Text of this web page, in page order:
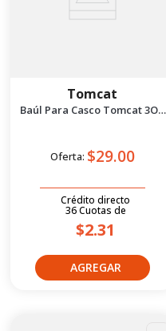
Tomcat
Baúl Para Casco Tomcat 3Olt
Oferta: $29.00
Crédito directo
36Cuotas de
$2.31